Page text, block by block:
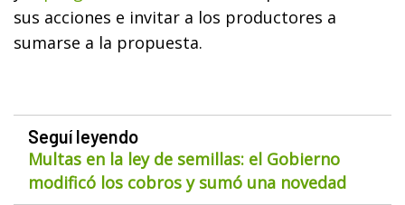
sus acciones e invitar a los productores a
sumarse a la propuesta.
Seguí leyendo
Multas en la ley de semillas: el Gobierno
modificó los cobros y sumó una novedad